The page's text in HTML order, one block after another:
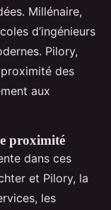
Millénaire,
d’ingénieurs
Pilory,
des
aux
proximité
dans ces
et Pilory, la
les